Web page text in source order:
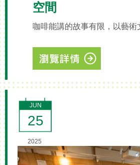
空間
咖啡能講的故事有限，以藝術
JUN
25
2025